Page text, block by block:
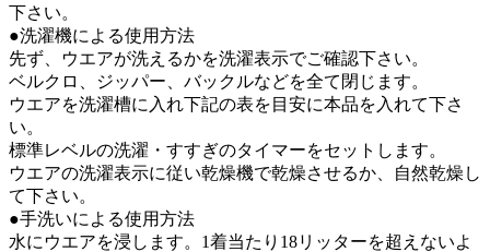
下さい。
●洗濯機による使用方法
先ず、ウエアが洗えるかを洗濯表示でご確認下さい。
ベルクロ、ジッパー、バックルなどを全て閉じます。
ウエアを洗濯槽に入れ下記の表を目安に本品を入れて下さ
い。
標準レベルの洗濯・すすぎのタイマーをセットします。
ウエアの洗濯表示に従い乾燥機で乾燥させるか、自然乾燥し
て下さい。
●手洗いによる使用方法
水にウエアを浸します。1着当たり18リッターを超えないよ